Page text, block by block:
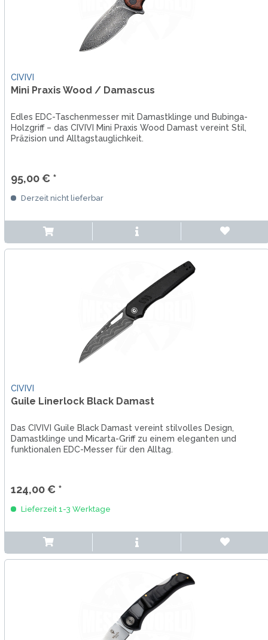
CIVIVI
Mini Praxis Wood / Damascus
Edles EDC-Taschenmesser mit Damastklinge und Bubinga-
Holzgriff – das CIVIVI Mini Praxis Wood Damast vereint Stil,
Präzision und Alltagstauglichkeit.
95,00 € *
Derzeit nicht lieferbar
CIVIVI
Guile Linerlock Black Damast
Das CIVIVI Guile Black Damast vereint stilvolles Design,
Damastklinge und Micarta-Griff zu einem eleganten und
funktionalen EDC-Messer für den Alltag.
124,00 € *
Lieferzeit 1-3 Werktage